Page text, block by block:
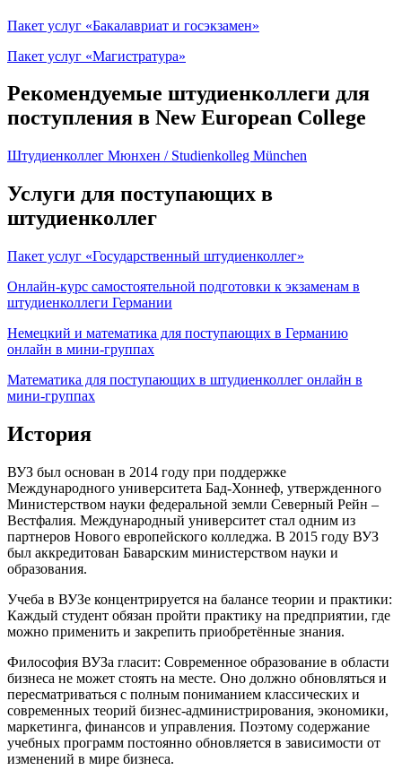
Пакет услуг «Бакалавриат и госэкзамен»
Пакет услуг «Магистратура»
Рекомендуемые штудиенколлеги для
поступления в New European College
Штудиенколлег Мюнхен / Studienkolleg München
Услуги для поступающих в
штудиенколлег
Пакет услуг «Государственный штудиенколлег»
Онлайн-курс самостоятельной подготовки к экзаменам в
штудиенколлеги Германии
Немецкий и математика для поступающих в Германию
онлайн в мини-группах
Математика для поступающих в штудиенколлег онлайн в
мини-группах
История
ВУЗ был основан в 2014 году при поддержке
Международного университета Бад-Хоннеф, утвержденного
Министерством науки федеральной земли Северный Рейн –
Вестфалия. Международный университет стал одним из
партнеров Нового европейского колледжа. В 2015 году ВУЗ
был аккредитован Баварским министерством науки и
образования.
Учеба в ВУЗе концентрируется на балансе теории и практики:
Каждый студент обязан пройти практику на предприятии, где
можно применить и закрепить приобретённые знания.
Философия ВУЗа гласит: Современное образование в области
бизнеса не может стоять на месте. Оно должно обновляться и
пересматриваться с полным пониманием классических и
современных теорий бизнес-администрирования, экономики,
маркетинга, финансов и управления. Поэтому содержание
учебных программ постоянно обновляется в зависимости от
изменений в мире бизнеса.